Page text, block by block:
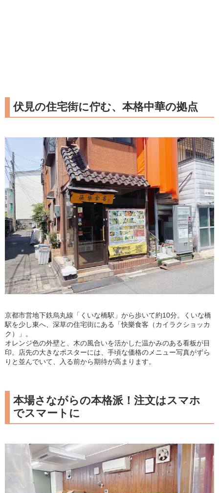
伏見の住宅街に佇む、本格中華の拠点
京都市営地下鉄烏丸線「くいな橋駅」から歩いて約10分。くいな橋
駅を少し東へ、深草の住宅街にある「快樂食客（カイラクショッカ
ク）」。
オレンジ色の外壁と、木の風合いを活かした温かみのある看板が目
印。店先の大きなポスターには、手頃な価格のメニュー写真がずら
りと並んでいて、入る前から期待が高まります。
本場さながらの本格派！注文はスマホ
でスマートに